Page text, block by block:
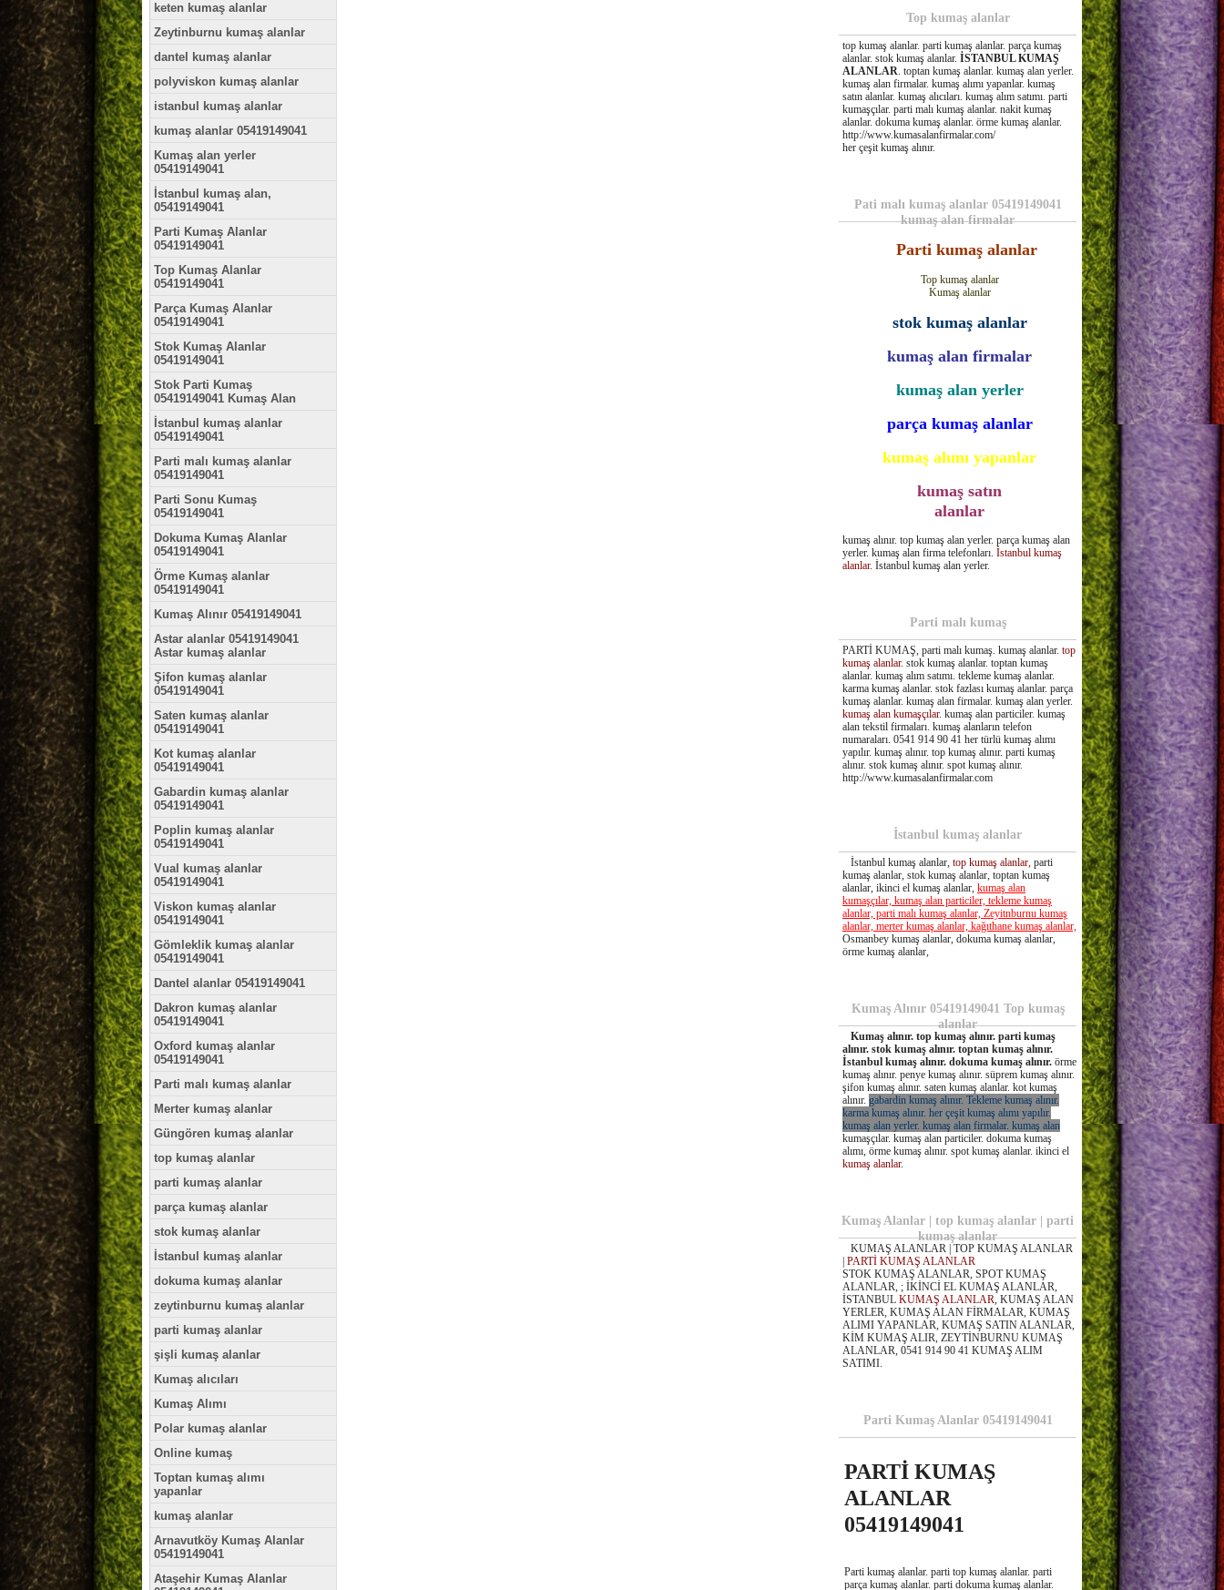
keten kumaş alanlar
Zeytinburnu kumaş alanlar
dantel kumaş alanlar
polyviskon kumaş alanlar
istanbul kumaş alanlar
kumaş alanlar 05419149041
Kumaş alan yerler
05419149041
İstanbul kumaş alan,
05419149041
Parti Kumaş Alanlar
05419149041
Top Kumaş Alanlar
05419149041
Parça Kumaş Alanlar
05419149041
Stok Kumaş Alanlar
05419149041
Stok Parti Kumaş
05419149041 Kumaş Alan
İstanbul kumaş alanlar
05419149041
Parti malı kumaş alanlar
05419149041
Parti Sonu Kumaş
05419149041
Dokuma Kumaş Alanlar
05419149041
Örme Kumaş alanlar
05419149041
Kumaş Alınır 05419149041
Astar alanlar 05419149041
Astar kumaş alanlar
Şifon kumaş alanlar
05419149041
Saten kumaş alanlar
05419149041
Kot kumaş alanlar
05419149041
Gabardin kumaş alanlar
05419149041
Poplin kumaş alanlar
05419149041
Vual kumaş alanlar
05419149041
Viskon kumaş alanlar
05419149041
Gömleklik kumaş alanlar
05419149041
Dantel alanlar 05419149041
Dakron kumaş alanlar
05419149041
Oxford kumaş alanlar
05419149041
Parti malı kumaş alanlar
Merter kumaş alanlar
Güngören kumaş alanlar
top kumaş alanlar
parti kumaş alanlar
parça kumaş alanlar
stok kumaş alanlar
İstanbul kumaş alanlar
dokuma kumaş alanlar
zeytinburnu kumaş alanlar
parti kumaş alanlar
şişli kumaş alanlar
Kumaş alıcıları
Kumaş Alımı
Polar kumaş alanlar
Online kumaş
Toptan kumaş alımı
yapanlar
kumaş alanlar
Arnavutköy Kumaş Alanlar
05419149041
Ataşehir Kumaş Alanlar
Top kumaş alanlar
top kumaş alanlar. parti kumaş alanlar. parça kumaş
alanlar. stok kumaş alanlar. İSTANBUL KUMAŞ
ALANLAR. toptan kumaş alanlar. kumaş alan yerler.
kumaş alan firmalar. kumaş alımı yapanlar. kumaş
satın alanlar. kumaş alıcıları. kumaş alım satımı. parti
kumaşçılar. parti malı kumaş alanlar. nakit kumaş
alanlar. dokuma kumaş alanlar. örme kumaş alanlar.
http://www.kumasalanfirmalar.com/
her çeşit kumaş alınır.
Pati malı kumaş alanlar 05419149041
kumaş alan firmalar
Parti kumaş alanlar
Top kumaş alanlar
Kumaş alanlar
stok kumaş alanlar
kumaş alan firmalar
kumaş alan yerler
parça kumaş alanlar
kumaş alımı yapanlar
kumaş satın
alanlar
kumaş alınır. top kumaş alan yerler. parça kumaş alan
yerler. kumaş alan firma telefonları. İstanbul kumaş
alanlar. İstanbul kumaş alan yerler.
Parti malı kumaş
PARTİ KUMAŞ, parti malı kumaş. kumaş alanlar. top
kumaş alanlar. stok kumaş alanlar. toptan kumaş
alanlar. kumaş alım satımı. tekleme kumaş alanlar.
karma kumaş alanlar. stok fazlası kumaş alanlar. parça
kumaş alanlar. kumaş alan firmalar. kumaş alan yerler.
kumaş alan kumaşçılar. kumaş alan particiler. kumaş
alan tekstil firmaları. kumaş alanların telefon
numaraları. 0541 914 90 41 her türlü kumaş alımı
yapılır. kumaş alınır. top kumaş alınır. parti kumaş
alınır. stok kumaş alınır. spot kumaş alınır.
http://www.kumasalanfirmalar.com
İstanbul kumaş alanlar
İstanbul kumaş alanlar, top kumaş alanlar, parti
kumaş alanlar, stok kumaş alanlar, toptan kumaş
alanlar, ikinci el kumaş alanlar, kumaş alan
kumaşçılar, kumaş alan particiler, tekleme kumaş
alanlar, parti malı kumaş alanlar, Zeyitnburnu kumaş
alanlar, merter kumaş alanlar, kağıthane kumaş alanlar,
Osmanbey kumaş alanlar, dokuma kumaş alanlar,
örme kumaş alanlar,
Kumaş Alınır 05419149041 Top kumaş
alanlar
Kumaş alınır. top kumaş alınır. parti kumaş
alınır. stok kumaş alınır. toptan kumaş alınır.
İstanbul kumaş alınır. dokuma kumaş alınır. örme
kumaş alınır. penye kumaş alınır. süprem kumaş alınır.
şifon kumaş alınır. saten kumaş alanlar. kot kumaş
alınır. gabardin kumaş alınır. Tekleme kumaş alınır.
karma kumaş alınır. her çeşit kumaş alımı yapılır.
kumaş alan yerler. kumaş alan firmalar. kumaş alan
kumaşçılar. kumaş alan particiler. dokuma kumaş
alımı, örme kumaş alınır. spot kumaş alanlar. ikinci el
kumaş alanlar.
Kumaş Alanlar | top kumaş alanlar | parti
kumaş alanlar
KUMAŞ ALANLAR | TOP KUMAŞ ALANLAR
PARTİ KUMAŞ ALANLAR
STOK KUMAŞ ALANLAR, SPOT KUMAŞ
ALANLAR, ; İKİNCİ EL KUMAŞ ALANLAR,
İSTANBUL KUMAŞ ALANLAR, KUMAŞ ALAN
YERLER, KUMAŞ ALAN FİRMALAR, KUMAŞ
ALIMI YAPANLAR, KUMAŞ SATIN ALANLAR,
KİM KUMAŞ ALIR, ZEYTİNBURNU KUMAŞ
ALANLAR, 0541 914 90 41 KUMAŞ ALIM
SATIMI.
Parti Kumaş Alanlar 05419149041
PARTİ KUMAŞ
ALANLAR
05419149041
Parti kumaş alanlar. parti top kumaş alanlar. parti
parça kumaş alanlar. parti dokuma kumaş alanlar.